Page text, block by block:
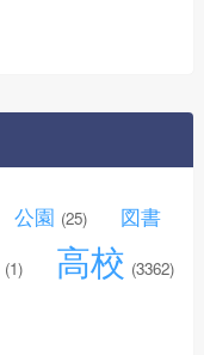
公園 (25)
図書
(1) 高校 (3362)